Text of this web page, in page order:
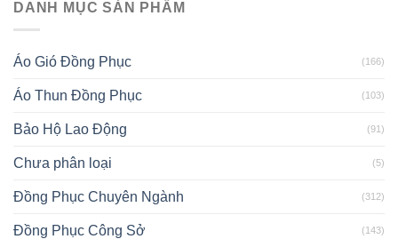
DANH MỤC SẢN PHẨM
Áo Gió Đồng Phục (166)
Áo Thun Đồng Phục (103)
Bảo Hộ Lao Động (91)
Chưa phân loại (5)
Đồng Phục Chuyên Ngành (312)
Đồng Phục Công Sở (143)